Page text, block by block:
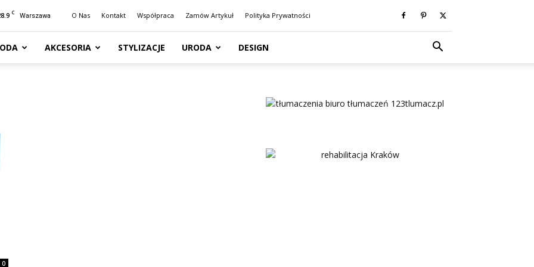
C Warszawa O Nas Kontakt Współpraca Zamów Artykuł Polityka Prywatności
AKCESORIA STYLIZACJE URODA DESIGN
0